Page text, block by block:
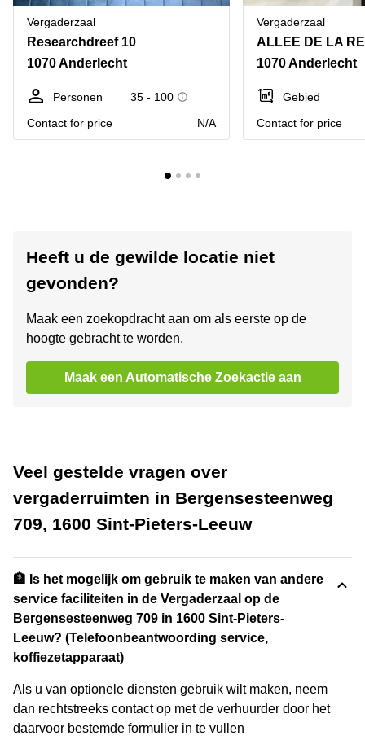
Vergaderzaal
Researchdreef 10
1070 Anderlecht
Personen
35 - 100
Contact for price
N/A
Vergaderzaal
1070 Anderlecht
Gebied
Contact for price
Heeft u de gewilde locatie niet
gevonden?
Maak een zoekopdracht aan om als eerste op de
hoogte gebracht te worden.
Maak een Automatische Zoekactie aan
Veel gestelde vragen over
vergaderruimten in Bergensesteenweg
709, 1600 Sint-Pieters-Leeuw
🏦 Is het mogelijk om gebruik te maken van andere
service faciliteiten in de Vergaderzaal op de
Bergensesteenweg 709 in 1600 Sint-Pieters-
Leeuw? (Telefoonbeantwoording service,
koffiezetapparaat)
Als u van optionele diensten gebruik wilt maken, neem
dan rechtstreeks contact op met de verhuurder door het
daarvoor bestemde formulier in te vullen